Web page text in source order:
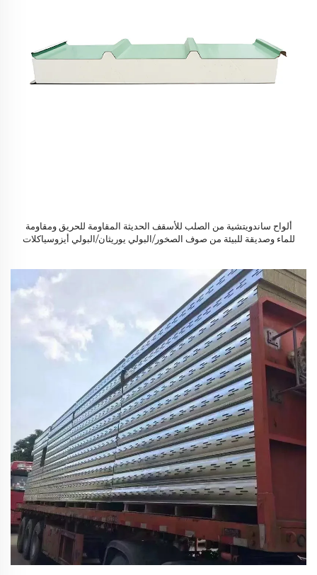
ألواح ساندويتشية من الصلب للأسقف الحديثة المقاومة للحريق ومقاومة
للماء وصديقة للبيئة من صوف الصخور/البولي يوريثان/البولي أيزوسياكلات